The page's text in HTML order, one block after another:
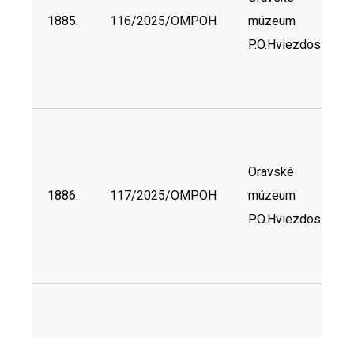
1885. 116/2025/OMPOH
múzeum
P.O.Hviezdoslava
1886. 117/2025/OMPOH
Oravské
múzeum
P.O.Hviezdoslava